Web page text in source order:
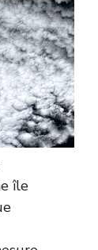
île